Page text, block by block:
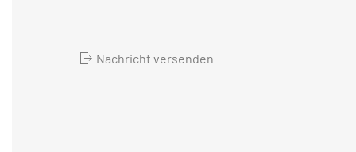
Nachricht versenden